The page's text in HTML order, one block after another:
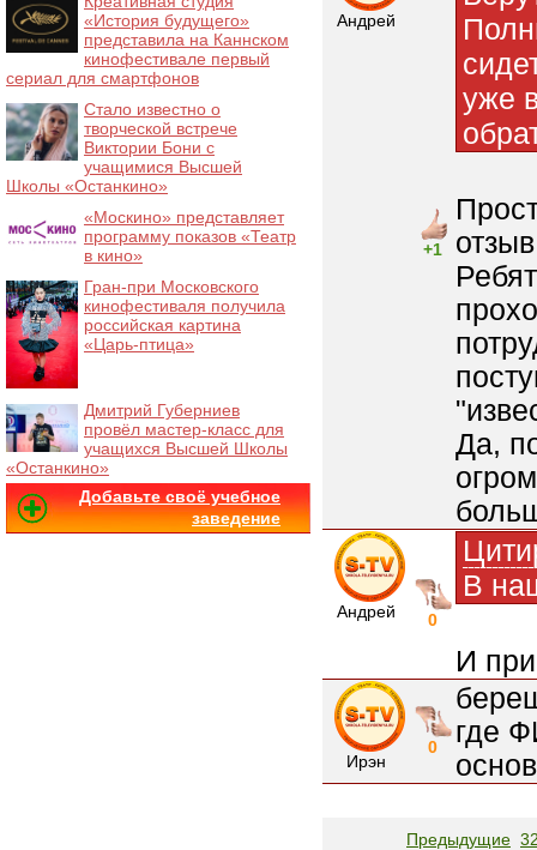
Андрей
+1
уже
Да,
Андрей 0
В
И
Ирэн
0
где
Предыдущие
«История будущего»
представила на Каннском
кинофестивале первый
сериал для смартфонов
Стало известно о
творческой встрече
Виктории Бони с
учащимися Высшей
Школы «Останкино»
«Москино» представляет
программу показов «Театр
в кино»
Гран-при Московского
кинофестиваля получила
российская картина
«Царь-птица»
Дмитрий Губерниев
провёл мастер-класс для
учащихся Высшей Школы
«Останкино»
Добавьте своё учебное
заведение